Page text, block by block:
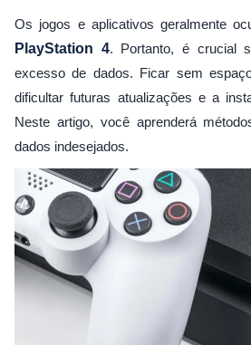
Os jogos e aplicativos geralmente
PlayStation 4. Portanto, é crucial
excesso de dados. Ficar sem
dificultar futuras atualizações e a
Neste artigo, você aprenderá
dados indesejados.